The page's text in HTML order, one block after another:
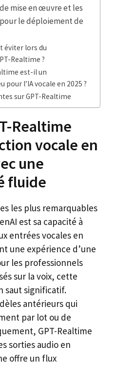
mise en œuvre et les
le déploiement de
éviter lors du
Realtime ?
est-il un
pour l’IA vocale en 2025 ?
sur GPT-Realtime
Realtime
vocale en
une
fluide
les plus remarquables
est sa capacité à
entrées vocales en
une expérience d’une
les professionnels
sur la voix, cette
saut significatif.
antérieurs qui
par lot ou de
GPT-Realtime
sorties audio en
offre un flux